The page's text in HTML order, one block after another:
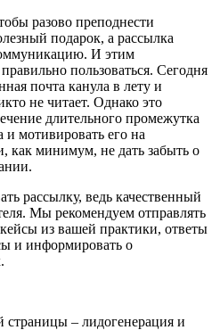
разово преподнести
подарок, а рассылка
И этим
пользоваться. Сегодня
почта канула в лету и
не читает. Однако это
длительного промежутка
и мотивировать его на
как минимум, не дать забыть о
рассылку, ведь качественный
Мы рекомендуем отправлять
из вашей практики, ответы
и информировать о
страницы – лидогенерация и